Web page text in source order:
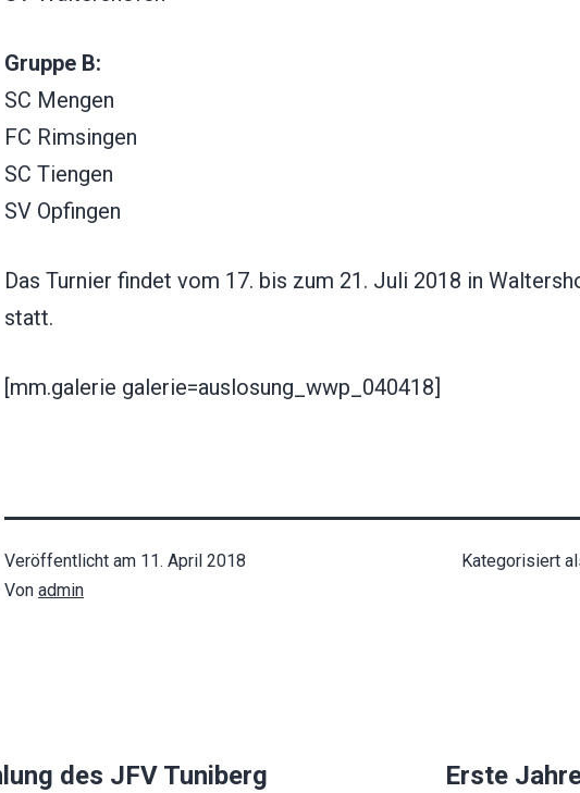
Gruppe B:
SC Mengen
FC Rimsingen
SC Tiengen
SV Opfingen
Das Turnier findet vom 17. bis zum 21. Juli 2018 in
statt.
[mm.galerie galerie=auslosung_wwp_040418]
Veröffentlicht am 11. April 2018
Von admin
Kategorisiert
des JFV Tuniberg
Erste